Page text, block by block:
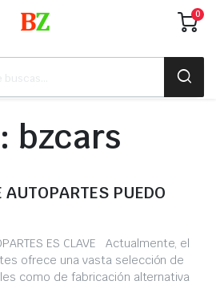
0
bzcars
AUTOPARTES PUEDO
ES CLAVE Actualmente, el
ofrece una vasta selección de
como de fabricación alternativa